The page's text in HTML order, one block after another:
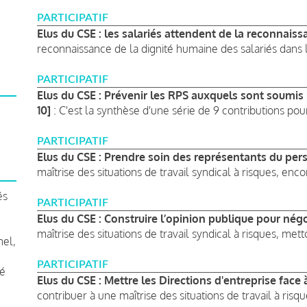
PARTICIPATIF
Elus du CSE : les salariés attendent de la
reconnaissance de la dignité humaine des salariés
PARTICIPATIF
Elus du CSE : Prévenir les RPS auxquels sont
10] : C'est la synthèse d'une série de 9 contributions
PARTICIPATIF
Elus du CSE : Prendre soin des représentants du
maîtrise des situations de travail syndical à risques,
PARTICIPATIF
Elus du CSE : Construire l’opinion publique pour
maîtrise des situations de travail syndical à risques,
PARTICIPATIF
Elus du CSE : Mettre les Directions d'entreprise
contribuer à une maîtrise des situations de travail à